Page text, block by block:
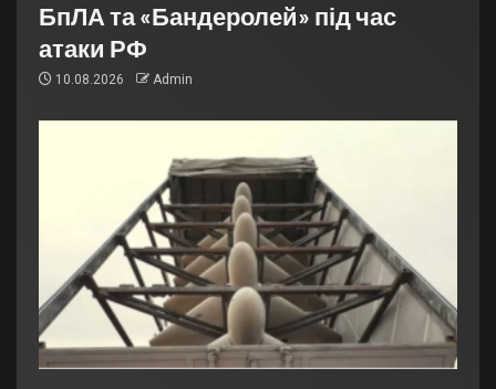
БпЛА та «Бандеролей» під час
атаки РФ
10.08.2026 Admin